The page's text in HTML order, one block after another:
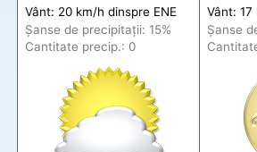
Vânt: 20 km/h dinspre ENE
Șanse de precipitații: 15%
Cantitate precip.: 0
Vânt:
Șanse